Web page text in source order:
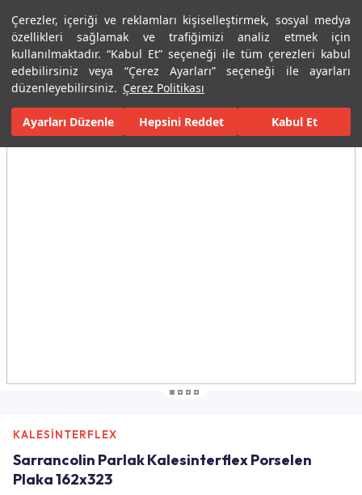
Çerezler, içeriği ve reklamları kişiselleştirmek, sosyal medya
özellikleri sağlamak ve trafiğimizi analiz etmek için
kullanılmaktadır. “Kabul Et” seçeneği ile tüm çerezleri kabul
edebilirsiniz veya “Çerez Ayarları” seçeneği ile ayarları
düzenleyebilirsiniz. Çerez Politikası
Ayarları Düzenle Hepsini Reddet Kabul Et
Menü Menü
Ana Sayfa Karolar Porselen Plaka ve Karolar Tüm Porselen
Tüm Görseller(3)
KALESİNTERFLEX
Sarrancolin Parlak Kalesinterflex Porselen
Plaka 162x323